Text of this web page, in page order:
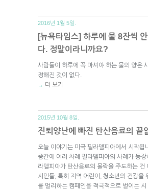
2016년 1월 5일.
[뉴욕타임스] 하루에 물 8잔씩
다. 정말이라니까요?
사람들이 하루에 꼭 마셔야 하는 물의 양은
정해진 것이 없다.
→ 더 보기
2015년 10월 8일.
진퇴양난에 빠진 탄산음료의 끝
오늘 이야기는 미국 필라델피아에서 시작됩
중간에 여러 차례 필라델피아의 사례가 등
라델피아가 탄산음료의 몰락을 주도하는 건
시민들, 특히 지역 어린이, 청소년의 건강을
를 멀리하는 캠페인을 적극적으로 벌이는 시